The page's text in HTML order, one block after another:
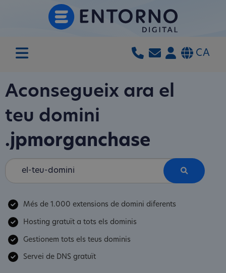
CA
Aconsegueix ara el
teu domini
.jpmorganchase
Més de 1.000 extensions de domini diferents
Hosting gratuït a tots els dominis
Gestionem tots els teus dominis
Servei de DNS gratuït